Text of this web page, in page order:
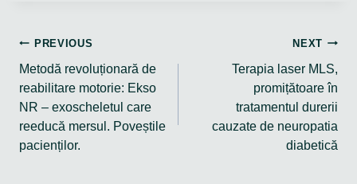
Navigare
în
articole
PREVIOUS
Metodă revoluționară de
reabilitare motorie: Ekso
NR – exoscheletul care
reeducă mersul. Poveștile
pacienților.
NEXT
Terapia laser MLS,
promițătoare în
tratamentul durerii
cauzate de neuropatia
diabetică